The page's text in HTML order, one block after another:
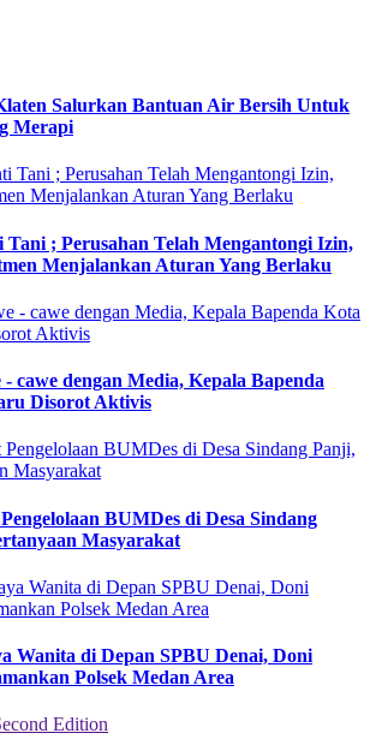
Salurkan Bantuan Air Bersih Untuk
Merapi
; Perusahan Telah Mengantongi Izin,
Menjalankan Aturan Yang Berlaku
cawe dengan Media, Kepala Bapenda
Disorot Aktivis
BUMDes di Desa Sindang
Masyarakat
Wanita di Depan SPBU Denai, Doni
Polsek Medan Area